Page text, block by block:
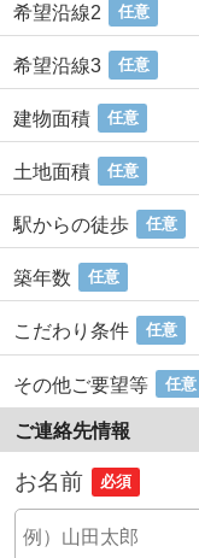
希望沿線2 任意
希望沿線3 任意
建物面積 任意
土地面積 任意
駅からの徒歩 任意
築年数 任意
こだわり条件 任意
その他ご要望等 任意
ご連絡先情報
お名前 必須